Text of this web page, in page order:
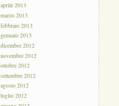
aprile 2013
marzo 2013
febbraio 2013
gennaio 2013
dicembre 2012
novembre 2012
ottobre 2012
settembre 2012
agosto 2012
luglio 2012